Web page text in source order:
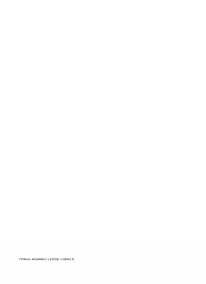
ГРАНЬ КОМИКС | EDGE COMICS